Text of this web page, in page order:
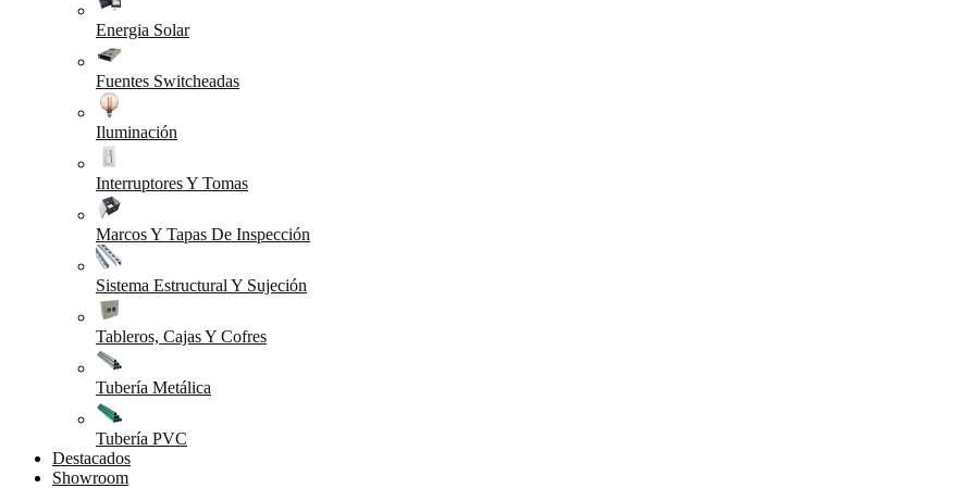
Energia Solar
Fuentes Switcheadas
Iluminación
Interruptores Y Tomas
Marcos Y Tapas De Inspección
Sistema Estructural Y Sujeción
Tableros, Cajas Y Cofres
Tubería Metálica
Tubería PVC
Destacados
Showroom